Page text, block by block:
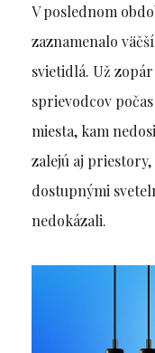
V poslednom
zaznamenalo
svietidlá. Už
sprievodcov
miesta, kam
zalejú aj
dostupnými
nedokázali.